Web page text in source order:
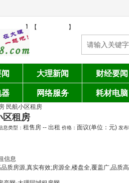
】【 】
大理新闻 财经要闻
网络服务 耗材电脑
民航小区租房
区租房
息类型： 租售房 -- 出租 价格： 面议(单位：元) 发
信息
质房源,真实有效;房源全,楼盘全,覆盖广,品质